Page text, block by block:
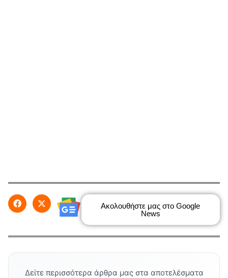
Ακολουθήστε μας στο Google
News
Δείτε περισσότερα άρθρα μας στα αποτελέσματα